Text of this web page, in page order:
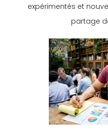
expérimentés et
partage